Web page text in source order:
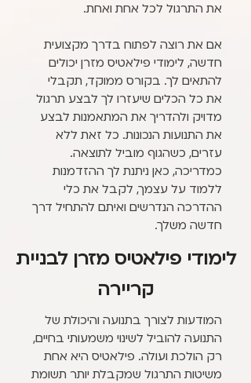
את התרגול לכל אחת ואחת.
אם את רוצה לפתוח בדרך מקצועית
חדשה, לימודי פילאטיס מזרן יכולים
להתאים לך. בקורס ממוקד, תקבלי
את כל הכלים שיעזרו לך לבצע תרגול
מדויק ולהדריך את המתאמנות לבצע
את התנועות הנכונות. כל זאת ללא
עזרים, כשהגוף מוביל לתוצאה.
כמדריכה, כאן ניתנת לך ההזדמנות
ללמוד על עצמך, לקבל את כלי
ההדרכה הנדרשים ואיתם להתחיל דרך
חדשה משלך.
לימודי פילאטיס מזרן לבניית
קריירה
המודעות לצורך בתנועה והיכולת של
התנועה להוביל לשינוי משמעותי בחיים,
רק הולכת ועולה. פילאטיס היא אחת
משיטות התרגול שמקבלת יותר תשומת